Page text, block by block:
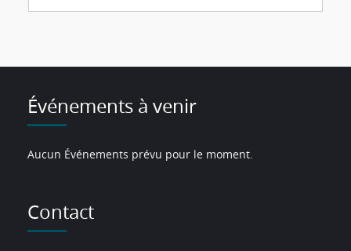
Événements à venir
Aucun Événements prévu pour le moment.
Contact